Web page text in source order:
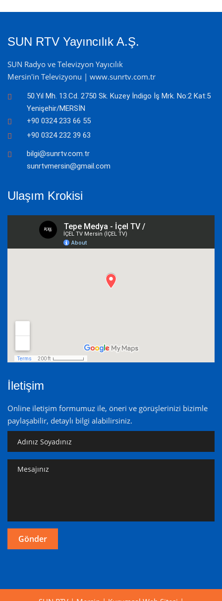
SUN RTV Yayıncılık A.Ş.
SUN Radyo ve Televizyon Yayıcılık
Mersin'in Televizyonu | www.sunrtv.com.tr
50.Yıl Mh. 13.Cd. 2750 Sk. Kuzey İndigo İş Mrk. No:2 Kat:5
Yenişehir/MERSİN
+90 0324 233 66 55
+90 0324 232 39 63
bilgi@sunrtv.com.tr
sunrtvmersin@gmail.com
Ulaşım Krokisi
İletişim
Online iletişim formumuz ile, öneri ve görüşlerinizi bizimle
paylaşabilir, detaylı bilgi alabilirsiniz.